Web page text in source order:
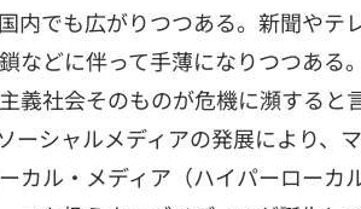
内でも広がりつつある。新聞やテ
などに伴って手薄になりつつある
義社会そのものが危機に瀕すると
ーシャルメディアの発展により、
カル・メディア（ハイパーローカ